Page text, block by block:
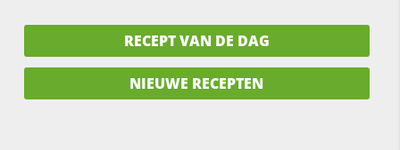
RECEPT VAN DE DAG
NIEUWE RECEPTEN